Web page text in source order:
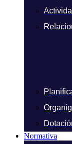
Normativa